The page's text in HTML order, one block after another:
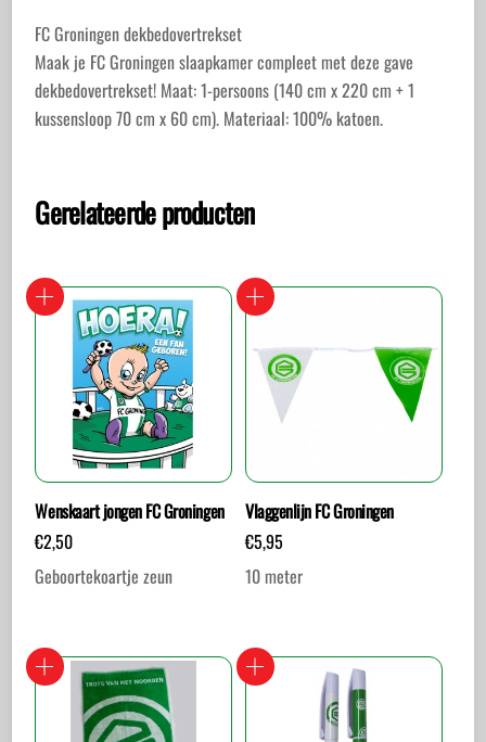
FC Groningen dekbedovertrekset
Maak je FC Groningen slaapkamer compleet met deze gave
dekbedovertrekset! Maat: 1-persoons (140 cm x 220 cm + 1
kussensloop 70 cm x 60 cm). Materiaal: 100% katoen.
Gerelateerde producten
Wenskaart jongen FC Groningen
€2,50
Geboortekoartje zeun
Vlaggenlijn FC Groningen
€5,95
10 meter